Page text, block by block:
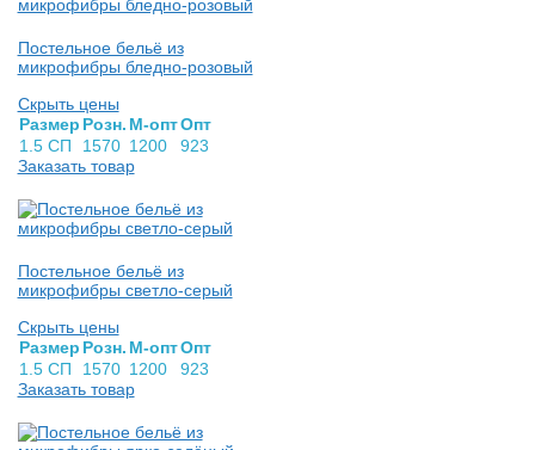
Постельное бельё из
микрофибры бледно-розовый
Скрыть цены
Раз­мер Розн. М-оптОпт
1.5 СП
1570 1200
923
Заказать товар
Постельное бельё из
микрофибры светло-серый
Скрыть цены
Раз­мер Розн. М-оптОпт
1.5 СП
1570 1200
923
Заказать товар